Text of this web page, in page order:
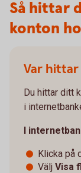
Så hittar
konton
Var
Du hittar ditt
i
I
Klicka på
Välj Visa